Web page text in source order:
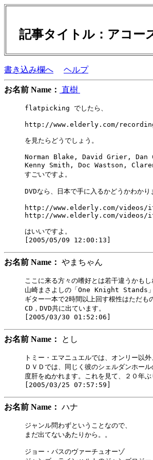
記事タイトル：アコー
書き込み欄へ ヘルプ
お名前 Name： 直樹
flatpicking でしたら、
http://www.elderly.com/
を見たらどうでしょう。
Norman Blake, David Grier, Dan
Kenny Smith, Doc Wastson,
すごいですよ。
DVDなら、日本で手に入るかどうかわかり
http://www.elderly.com/videos/
http://www.elderly.com/videos/
はいいですよ。
お名前 Name： やまちゃん
ここに来る方々の嗜好とは若干違うかもし
山崎まさよしの「One Knight Stands」
ギター一本で2時間以上回す根性はただも
CD，DVD共に出ています。
お名前 Name： とし
トミー・エマニュエルでは、オンリー以
ＤＶＤでは、同じく彼のシェルダンホー
度肝をぬかれます。これを見て、２０年ぶ
お名前 Name： ハナ
ジャンル問わずということなので、
まだ出てないあたりから。。
ジョー・パスのヴァーチュオーゾ